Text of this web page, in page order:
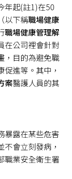
年起(註1)在50
以下稱職場健康
職場健康管理解
在公司裡會針對
，目的為避免職
進等。其中，
案醫護人員的其
暴露在某些危害
會立刻發病，
職業安全衛生署